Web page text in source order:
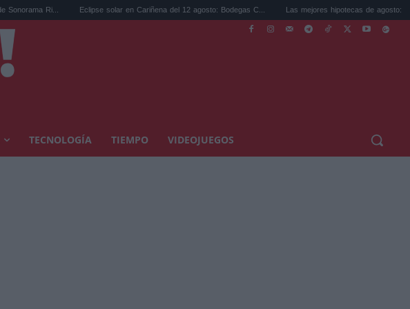
Eclipse solar en Cariñena del 12 agosto: Bodegas C... Las mejores hipotecas de agosto: el TAE más compet...
TECNOLOGÍA TIEMPO VIDEOJUEGOS